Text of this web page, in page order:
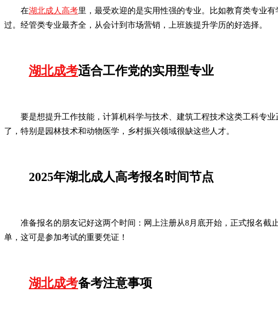
在湖北成人高考里，最受欢迎的是实用性强的专业。比如教育类专业
过。经管类专业最齐全，从会计到市场营销，上班族提升学历的好选择。
湖北成考适合工作党的实用型专业
要是想提升工作技能，计算机科学与技术、建筑工程技术这类工科专
了，特别是园林技术和动物医学，乡村振兴领域很缺这些人才。
2025年湖北成人高考报名时间节点
准备报名的朋友记好这两个时间：网上注册从8月底开始，正式报名
单，这可是参加考试的重要凭证！
湖北成考备考注意事项